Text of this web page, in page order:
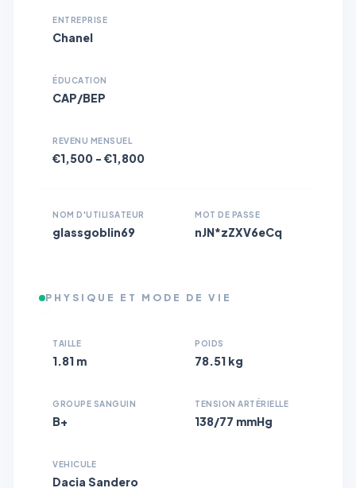
ENTREPRISE
Chanel
ÉDUCATION
CAP/BEP
REVENU MENSUEL
€1,500 - €1,800
NOM D'UTILISATEUR
glassgoblin69
MOT DE PASSE
nJN*zZXV6eCq
PHYSIQUE ET MODE DE VIE
TAILLE
1.81 m
POIDS
78.51 kg
GROUPE SANGUIN
B+
TENSION ARTÉRIELLE
138/77 mmHg
VEHICULE
Dacia Sandero